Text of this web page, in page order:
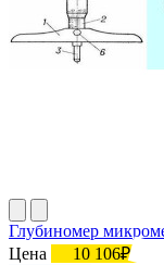
Глубиномер
Цена
10 106₽